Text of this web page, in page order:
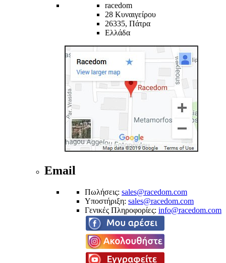
racedom
28 Κυναιγείρου
26335, Πάτρα
Ελλάδα
Email
Πωλήσεις: sales@racedom.com
Υποστήριξη: sales@racedom.com
Γενικές Πληροφορίες: info@racedom.com